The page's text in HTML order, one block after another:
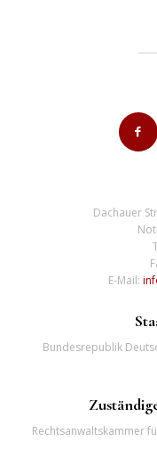
Dachauer
E-Mail:
Bundesrepublik
Rechtsanwaltskammer